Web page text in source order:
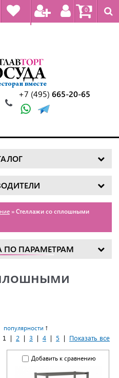
0
+7 (495) 665-20-65
» Стеллажи со сплошными
ПО ПАРАМЕТРАМ
популярности
1 | 2 | 3 | 4 | 5 | Показать все
Добавить к сравнению